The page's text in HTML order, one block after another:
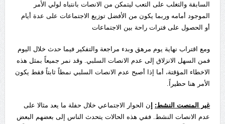
السابقة والتغلب على التعب ليتمكن من الانصات بانتباه لولي الأمر
الموجود أمامه وربما يكون من الأفضل توزيع الاجتماعات على عدة أيام
أو الحصول على فترات راحة بين الاجتماعات
ومع اقتراب نهاية يوم مرهق وبدء مراجعة والتفكير فيما حدث خلال اليوم
فمن السهل الانزلاق إلى عدم الانصات السلبي. وقد نمر جميعاً بمثل هذه
الاخطاء المؤقتة، أما إذا أصبح عدم الانصات السلبي نمطاً ثابتاً فقط يكون
الأمر هنا حظيراً.
غير المنصت النشط:
ن الحوار الاجتماعي خلال حفلة ما يعد مثالا على
عدم الانصات النشط. ففي هذه الحالات يتحدث الناس إلى بعضهم البعض